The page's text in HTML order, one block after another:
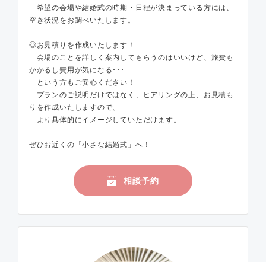
希望の会場や結婚式の時期・日程が決まっている方には、
空き状況をお調べいたします。
◎お見積りを作成いたします！
会場のことを詳しく案内してもらうのはいいけど、旅費も
かかるし費用が気になる･･･
という方もご安心ください！
プランのご説明だけではなく、ヒアリングの上、お見積も
りを作成いたしますので、
より具体的にイメージしていただけます。
ぜひお近くの「小さな結婚式」へ！
相談予約